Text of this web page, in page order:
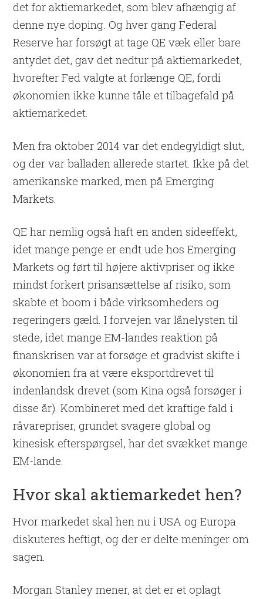
det for aktiemarkedet, som blev afhængig af
denne nye doping. Og hver gang Federal
Reserve har forsøgt at tage QE væk eller bare
antydet det, gav det nedtur på aktiemarkedet,
hvorefter Fed valgte at forlænge QE, fordi
økonomien ikke kunne tåle et tilbagefald på
aktiemarkedet.
Men fra oktober 2014 var det endegyldigt slut,
og der var balladen allerede startet. Ikke på det
amerikanske marked, men på Emerging
Markets.
QE har nemlig også haft en anden sideeffekt,
idet mange penge er endt ude hos Emerging
Markets og ført til højere aktivpriser og ikke
mindst forkert prisansættelse af risiko, som
skabte et boom i både virksomheders og
regeringers gæld. I forvejen var lånelysten til
stede, idet mange EM-landes reaktion på
finanskrisen var at forsøge et gradvist skifte i
økonomien fra at være eksportdrevet til
indenlandsk drevet (som Kina også forsøger i
disse år). Kombineret med det kraftige fald i
råvarepriser, grundet svagere global og
kinesisk efterspørgsel, har det svækket mange
EM-lande.
Hvor skal aktiemarkedet hen?
Hvor markedet skal hen nu i USA og Europa
diskuteres heftigt, og der er delte meninger om
sagen.
Morgan Stanley mener, at det er et oplagt